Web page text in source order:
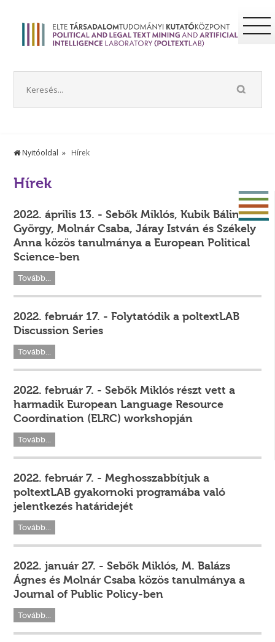
Nyitóoldal Hírek
Hírek
2022. április 13. - Sebők Miklós, Kubik Bálint
György, Molnár Csaba, Járay István és Székely
Anna közös tanulmánya a European Political
Science-ben
Tovább...
2022. február 17. - Folytatódik a poltextLAB
Discussion Series
Tovább...
2022. február 7. - Sebők Miklós részt vett a
harmadik European Language Resource
Coordination (ELRC) workshopján
Tovább...
2022. február 7. - Meghosszabbítjuk a
poltextLAB gyakornoki programába való
jelentkezés határidejét
Tovább...
2022. január 27. - Sebők Miklós, M. Balázs
Ágnes és Molnár Csaba közös tanulmánya a
Journal of Public Policy-ben
Tovább...